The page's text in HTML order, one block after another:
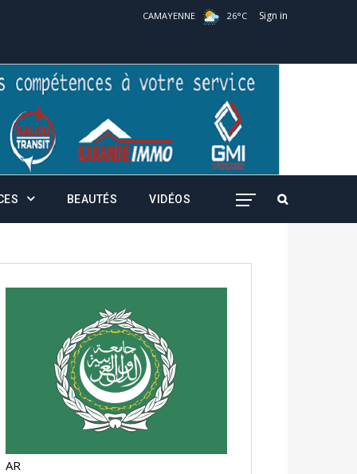
CAMAYENNE 26°C Sign in
BEAUTÉS VIDÉOS
AR